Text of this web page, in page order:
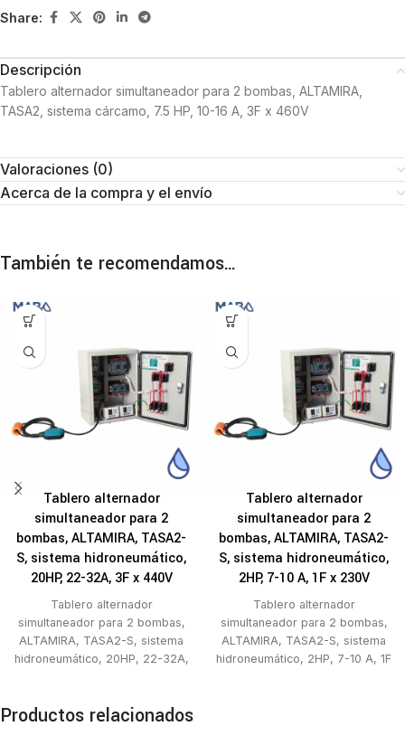
Share:
Descripción
Tablero alternador simultaneador para 2 bombas, ALTAMIRA,
TASA2, sistema cárcamo, 7.5 HP, 10-16 A, 3F x 460V
Valoraciones (0)
Acerca de la compra y el envío
También te recomendamos…
Tablero alternador
simultaneador para 2
bombas, ALTAMIRA, TASA2-
S, sistema hidroneumático,
20HP, 22-32A, 3F x 440V
Tablero alternador
simultaneador para 2 bombas,
ALTAMIRA, TASA2-S, sistema
hidroneumático, 20HP, 22-32A,
Tablero alternador
simultaneador para 2
bombas, ALTAMIRA, TASA2-
S, sistema hidroneumático,
2HP, 7-10 A, 1F x 230V
Tablero alternador
simultaneador para 2 bombas,
ALTAMIRA, TASA2-S, sistema
hidroneumático, 2HP, 7-10 A, 1F
Productos relacionados